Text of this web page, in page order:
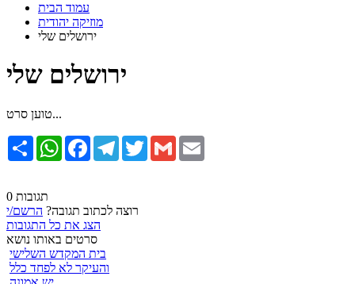
עמוד הבית
מוזיקה יהודית
ירושלים שלי
ירושלים שלי
טוען סרט...
שתף WhatsAppFacebookTelegramTwitterGmail
0 תגובות
רוצה לכתוב תגובה? הרשם/י
הצג את כל התגובות
סרטים באותו נושא
בית המקדש השלישי
והעיקר לא לפחד כלל